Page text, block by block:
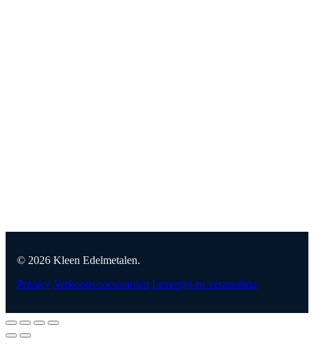
© 2026 Kleen Edelmetalen.
Privacy Verkoopvoorwaarden Levertijd en verzending